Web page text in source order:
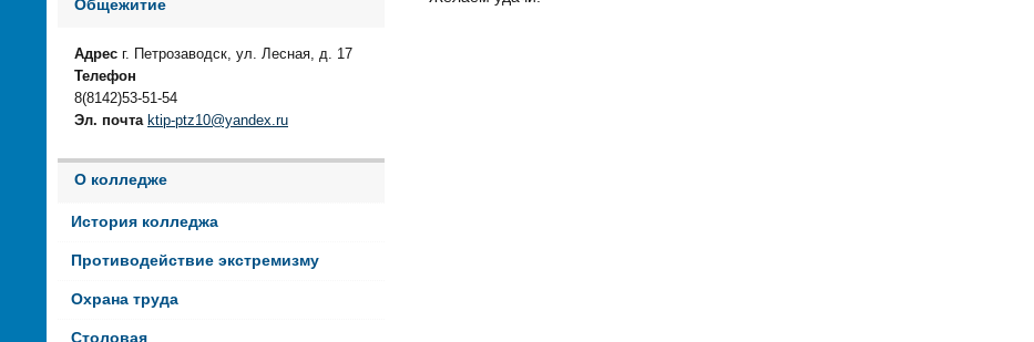
Общежитие
Адрес г. Петрозаводск, ул. Лесная, д. 17
Телефон
8(8142)53-51-54
Эл. почта ktip-ptz10@yandex.ru
О колледже
История колледжа
Противодействие экстремизму
Охрана труда
Столовая